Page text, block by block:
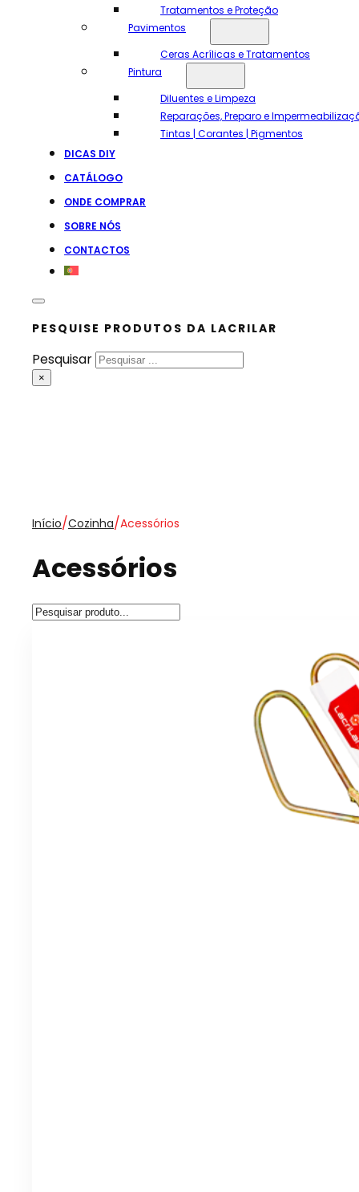
Tratamentos e Proteção
Pavimentos
Ceras Acrílicas e Tratamentos
Pintura
Diluentes e Limpeza
Reparações, Preparo e
Tintas | Corantes | Pigmentos
DICAS DIY
CATÁLOGO
ONDE COMPRAR
SOBRE NÓS
CONTACTOS
PESQUISE PRODUTOS DA LACRILAR
Pesquisar
×
Início/Cozinha/Acessórios
Acessórios